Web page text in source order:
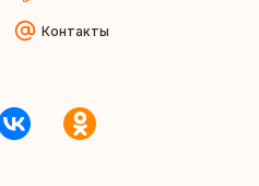
Контакты